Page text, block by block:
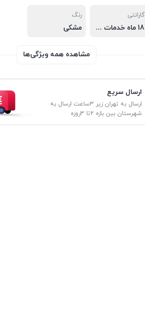
گارانتی
18 ماه خدمات پس از فروش ( 6 ماه تعویض قطعه )
رنگ
مشکی
مشاهده همه ویژگی‌ها
ارسال سریع
ارسال به تهران زیر 3ساعت ارسال به
شهرستان بین بازه 2تا 3روزه